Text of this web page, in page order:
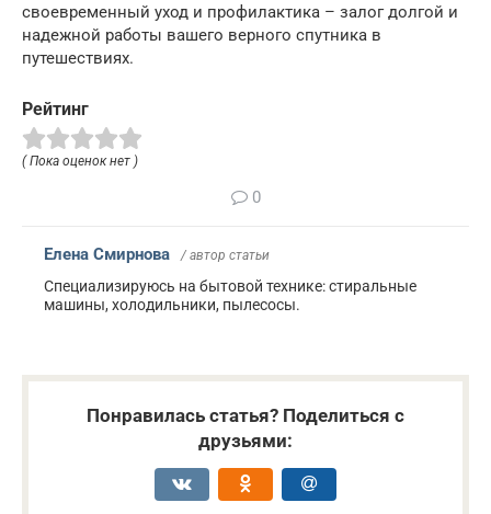
своевременный уход и профилактика – залог долгой и
надежной работы вашего верного спутника в
путешествиях.
Рейтинг
( Пока оценок нет )
0
Елена Смирнова / автор статьи
Специализируюсь на бытовой технике: стиральные
машины, холодильники, пылесосы.
Понравилась статья? Поделиться с
друзьями: